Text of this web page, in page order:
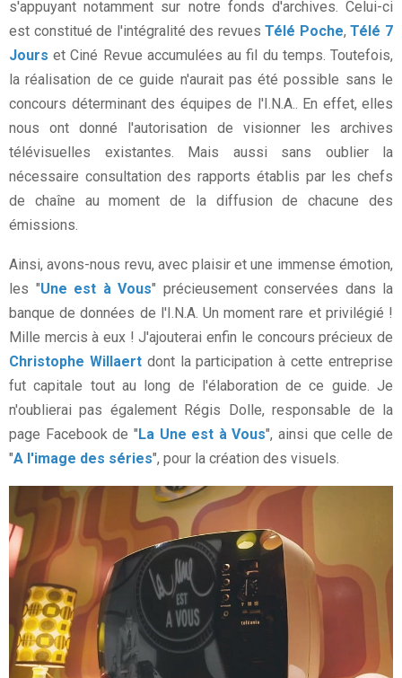
s'appuyant notamment sur notre fonds d'archives. Celui-ci
est constitué de l'intégralité des revuesTélé Poche,Télé 7
Jours et Ciné Revue accumulées au fil du temps. Toutefois,
la réalisation de ce guide n'aurait pas été possible sans le
concours déterminant des équipes de l'I.N.A.. En effet, elles
nous ont donné l'autorisation de visionner les archives
télévisuelles existantes. Mais aussi sans oublier la
nécessaire consultation des rapports établis par les chefs
de chaîne au moment de la diffusion de chacune des
émissions.
Ainsi, avons-nous revu, avec plaisir et une immense émotion,
les "Une est à Vous" précieusement conservées dans la
banque de données de l'I.N.A. Un moment rare et privilégié !
Mille mercis à eux ! J'ajouterai enfin le concours précieux de
Christophe Willaertdont la participation à cette entreprise
fut capitale tout au long de l'élaboration de ce guide. Je
n'oublierai pas également Régis Dolle, responsable de la
page Facebook de "La Une est à Vous", ainsi que celle de
"A l'image des séries", pour la création des visuels.